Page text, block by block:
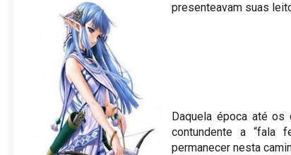
presenteavam suas
Daquela época até
contundente a “fala
permanecer nesta